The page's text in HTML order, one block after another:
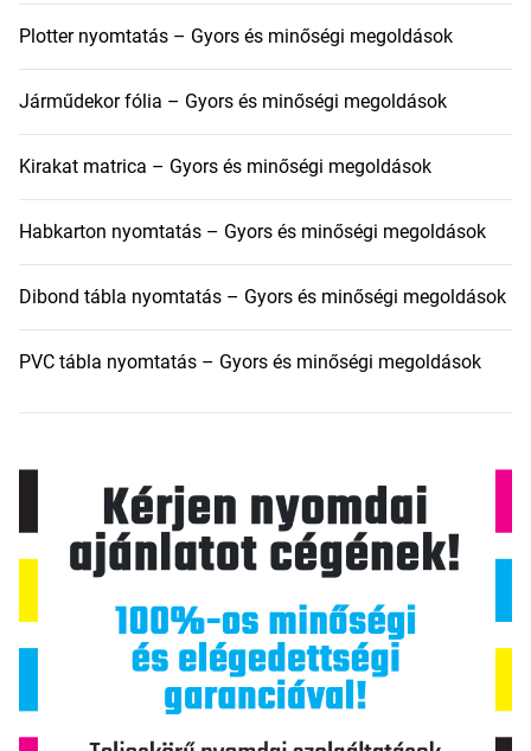
Plotter nyomtatás – Gyors és minőségi megoldások
Járműdekor fólia – Gyors és minőségi megoldások
Kirakat matrica – Gyors és minőségi megoldások
Habkarton nyomtatás – Gyors és minőségi megoldások
Dibond tábla nyomtatás – Gyors és minőségi megoldások
PVC tábla nyomtatás – Gyors és minőségi megoldások